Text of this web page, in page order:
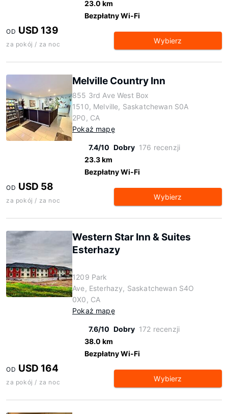
23.0 km
Bezpłatny Wi-Fi
OD USD 139
za pokój / za noc Wybierz
Melville Country Inn
855 3rd Ave West Box
1510, Melville, Saskatchewan S0A
2P0, CA
Pokaż mapę
7.4/10 Dobry 176 recenzji
23.3 km
Bezpłatny Wi-Fi
OD USD 58
za pokój / za noc Wybierz
Western Star Inn & Suites
Esterhazy
1209 Park
Ave, Esterhazy, Saskatchewan S4O
0X0, CA
Pokaż mapę
7.6/10 Dobry 172 recenzji
38.0 km
Bezpłatny Wi-Fi
OD USD 164
za pokój / za noc Wybierz